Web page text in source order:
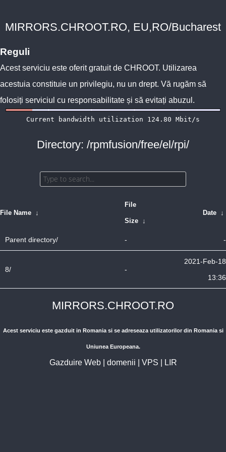
MIRRORS.CHROOT.RO, EU,RO/Bucharest
Reguli
Acest serviciu este oferit gratuit de CHROOT. Utilizarea
acestuia constituie un privilegiu, nu un drept. Vă rugăm să
folosiți serviciul cu responsabilitate și să evitați abuzul.
Directory: /rpmfusion/free/el/rpi/
File Name ↓
File
Size ↓
Date ↓
Parent directory/ - -
8/ -
2021-Feb-18
13:36
MIRRORS.CHROOT.RO
Acest serviciu este gazduit in Romania si se adreseaza utilizatorilor din Romania si
Uniunea Europeana.
Gazduire Web| domenii VPS LIR